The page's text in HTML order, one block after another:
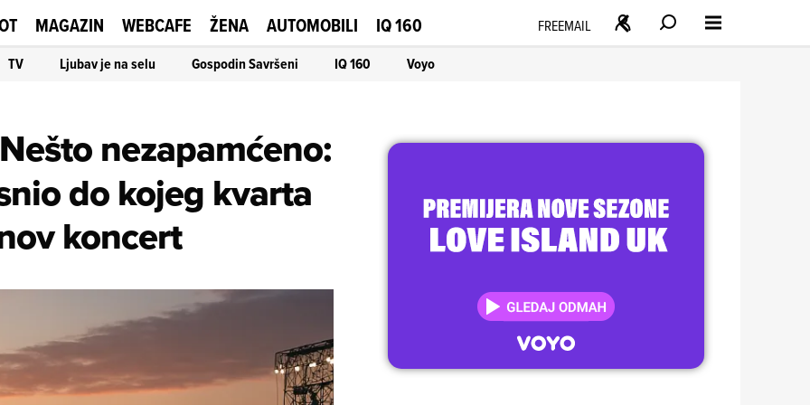
MAGAZIN WEBCAFE ŽENA AUTOMOBILI IQ 160 FREEMAIL
TV Ljubav je na selu Gospodin Savršeni IQ 160 Voyo
Nešto nezapamćeno:
do kojeg kvarta
koncert